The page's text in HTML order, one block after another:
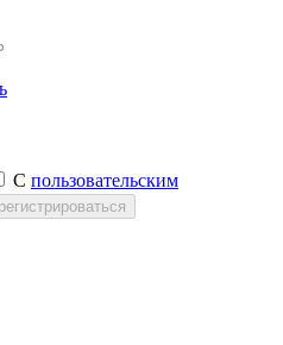
С пользовательским